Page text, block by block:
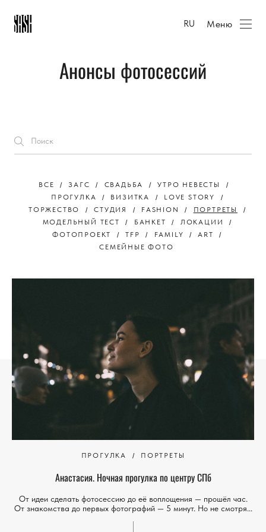
RU Меню
Анонсы фотосессий
ВСЕ ЗАГС СВАДЬБА
УТРО НЕВЕСТЫ
ПРОГУЛКА
ВИЗИТКА
LOVE STORY
ТОРЖЕСТВО
СТУДИЯ FASHION
ПОРТРЕТЫ
МОДЕЛЬНЫЙ ТЕСТ
БАНКЕТ
ЛОКАЦИИ
ФОТОПРОЕКТ
TFP FAMILY
ART
СЕМЕЙНЫЕ ФОТО
ПРОГУЛКА ПОРТРЕТЫ
Анастасия. Ночная прогулка по центру СПб
От идеи сделать фотосессию до её воплощения — прошёл час.
От знакомства до первых фотографий — 5 минут. Но не смотря...